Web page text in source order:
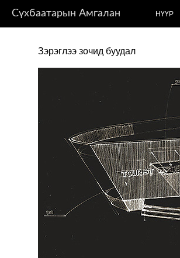
Сүхбаатарын Амгалан НҮҮР
Зэрэглээ зочид буудал